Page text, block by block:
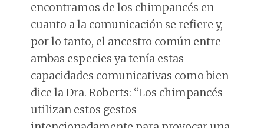
encontramos de los chimpancés en
cuanto a la comunicación se refiere y,
por lo tanto, el ancestro común entre
ambas especies ya tenía estas
capacidades comunicativas como bien
dice la Dra. Roberts: “Los chimpancés
utilizan estos gestos